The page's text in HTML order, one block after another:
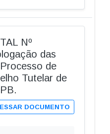
Nº
das
de
Tutelar de
DOCUMENTO